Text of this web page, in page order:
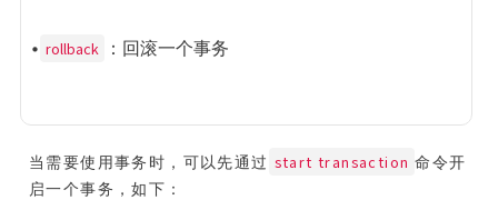
• rollback ：回滚一个事务
当需要使用事务时，可以先通过 start transaction 命令开
启一个事务，如下：